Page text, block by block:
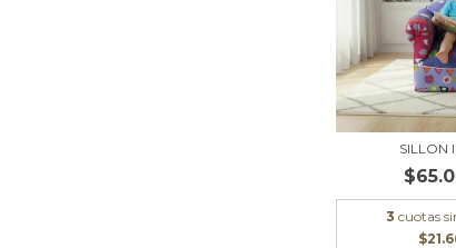
SILLON
3 cuotas